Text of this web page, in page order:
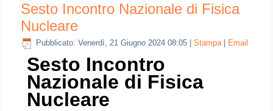
Sesto Incontro Nazionale di Fisica
Nucleare
Pubblicato: Venerdì, 21 Giugno 2024 08:05 |Stampa Email
Sesto Incontro
Nazionale di Fisica
Nucleare